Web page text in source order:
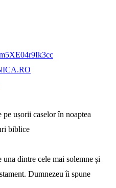
pe ușorii caselor în noaptea
biblice
dintre cele mai solemne și
Dumnezeu îi spune